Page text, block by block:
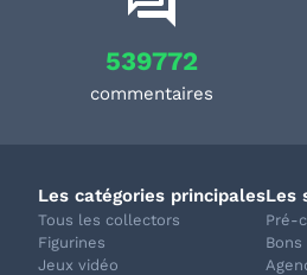
539772
commentaires
Les catégories principales
Tous les collectors
Figurines
Jeux vidéo
Les
Pré-
Bons